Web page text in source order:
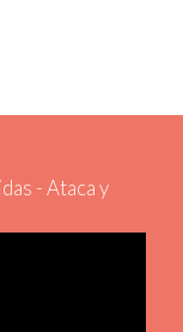
- Ataca y